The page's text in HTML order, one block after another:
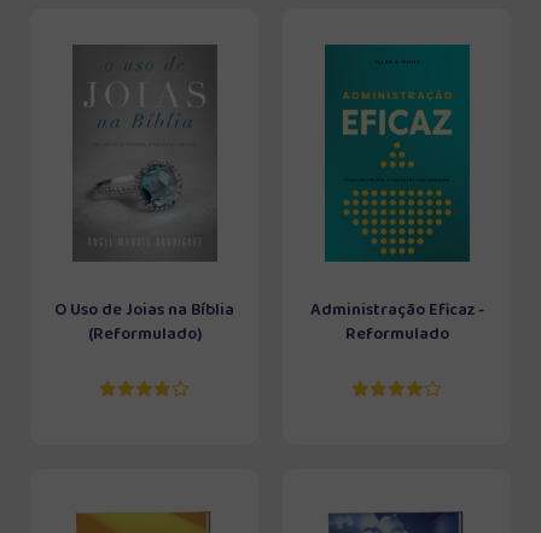
O Uso de Joias na Bíblia
(Reformulado)
Administração Eficaz -
Reformulado